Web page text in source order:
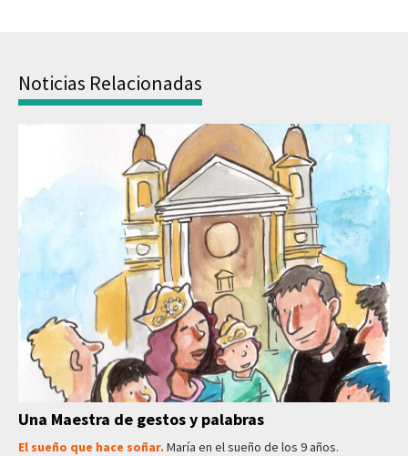
Noticias Relacionadas
Una Maestra de gestos y palabras
El sueño que hace soñar. María en el sueño de los 9 años.